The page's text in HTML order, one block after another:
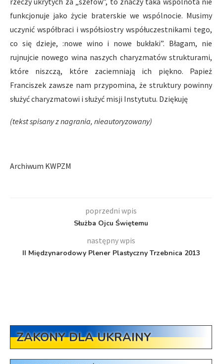
funkcjonuje jako życie braterskie we wspólnocie. Musimy
uczynić współbraci i współsiostry współuczestnikami tego,
co się dzieje, :nowe wino i nowe bukłaki”. Błagam, nie
rujnujcie nowego wina naszych charyzmatów strukturami,
które niszczą, które zaciemniają ich piękno. Papież
Franciszek zawsze nam przypomina, że struktury powinny
służyć charyzmatowi i służyć misji Instytutu. Dziękuję
(tekst spisany z nagrania, nieautoryzowany)
Archiwum KWPZM
poprzedni wpis
Służba Ojcu Świętemu
następny wpis
II Międzynarodowy Plener Plastyczny Trzebnica 2013
ZAKONY DLA UKRAINY